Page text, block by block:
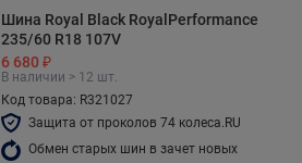
Шина Royal Black RoyalPerformance
235/60 R18 107V
6 680 ₽
В наличии > 12 шт.
Код товара: R321027
Защита от проколов 74 колеса.RU
Обмен старых шин в зачет новых